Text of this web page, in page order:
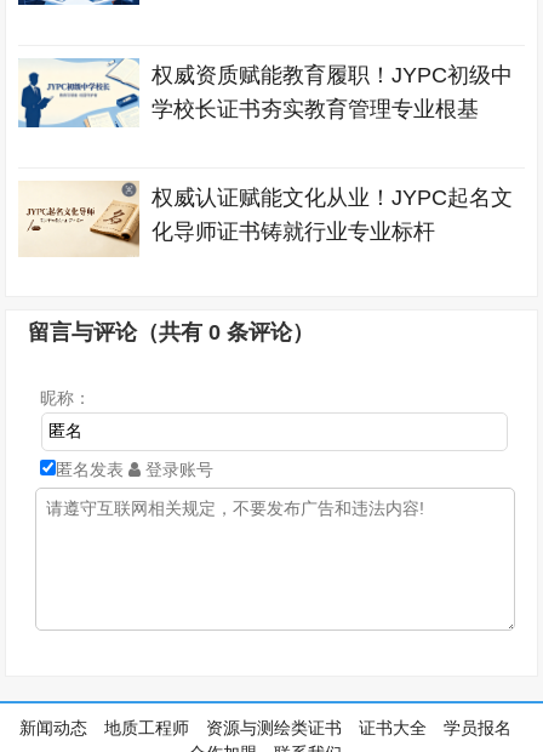
权威资质赋能教育履职！JYPC初级中
学校长证书夯实教育管理专业根基
权威认证赋能文化从业！JYPC起名文
化导师证书铸就行业专业标杆
留言与评论（共有0 条评论）
昵称：
匿名发表 登录账号
新闻动态 地质工程师 资源与测绘类证书 证书大全
学员报名